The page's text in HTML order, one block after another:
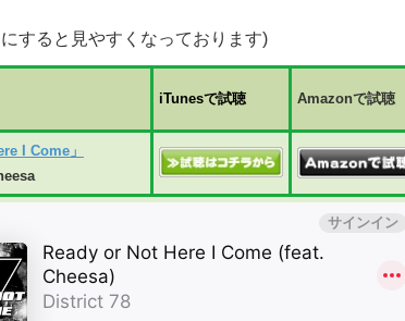
すると見やすくなっております)
iTunesで試聴 Amazonで試聴
I Come」